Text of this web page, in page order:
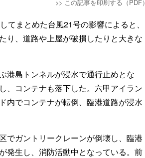
>> この記事を印刷する（PDF）
てまとめた台風21号の影響によると、
り、道路や上屋が破損したりと大きな
港島トンネルが浸水で通行止めとな
、コンテナも落下した。六甲アイラン
内でコンテナが転倒、臨港道路が浸水
でガントリークレーンが倒壊し、臨港
発生し、消防活動中となっている。前